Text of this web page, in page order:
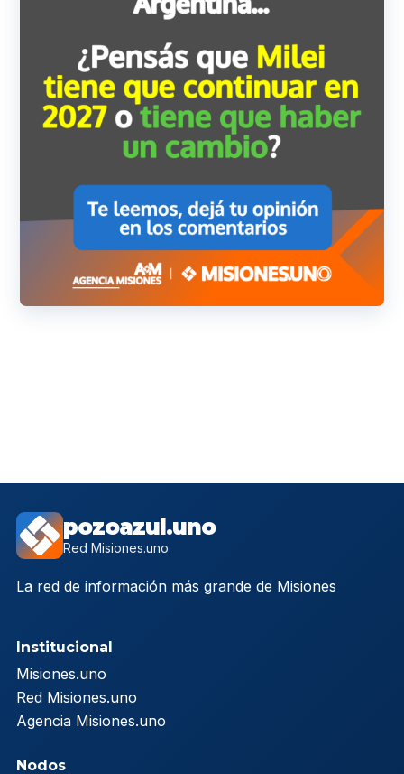
pozoazul.uno
Red Misiones.uno
La red de información más grande de Misiones
Institucional
Misiones.uno
Red Misiones.uno
Agencia Misiones.uno
Nodos